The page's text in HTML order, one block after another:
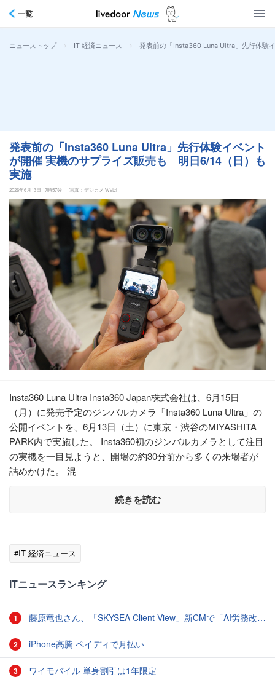
一覧
ニューストップ > IT 経済ニュース > 発表前の「Insta360 Luna Ultra」先行体験
発表前の「Insta360 Luna Ultra」先行体験イベント
が開催 実機のサプライズ販売も 明日6/14（日）も
実施
2026年6月13日 17時57分 写真：デジカメ Watch
Insta360 Luna Ultra Insta360 Japan株式会社は、6月15日
（月）に発売予定のジンバルカメラ「Insta360 Luna Ultra」の
公開イベントを、6月13日（土）に東京・渋谷のMIYASHITA
PARK内で実施した。 Insta360初のジンバルカメラとして注目
の実機を一目見ようと、開場の約30分前から多くの来場者が
詰めかけた。 混
続きを読む
#IT 経済ニュース
ITニュースランキング
1 藤原竜也さん、「SKYSEA Client View」新CMで「AI労務改善」をアピール 働き方をAIが分析したら「すぐに休んで」と言われる？
2 iPhone高騰 ペイディで月払い
3 ワイモバイル 単身割引は1年限定